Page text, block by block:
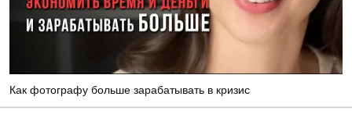
Как фотографу больше зарабатывать в кризис